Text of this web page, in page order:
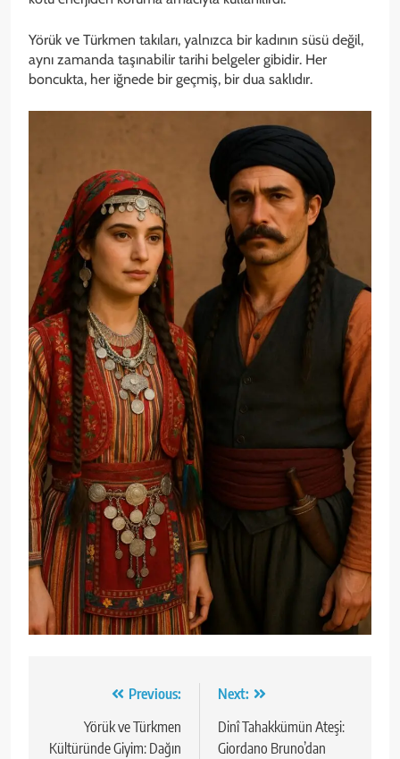
Yörük ve Türkmen takıları, yalnızca bir kadının süsü değil,
aynı zamanda taşınabilir tarihi belgeler gibidir. Her
boncukta, her iğnede bir geçmiş, bir dua saklıdır.
gezinmesi
Previous:
Yörük ve Türkmen
Kültüründe Giyim: Dağın
Next:
Dinî Tahakkümün Ateşi:
Giordano Bruno’dan